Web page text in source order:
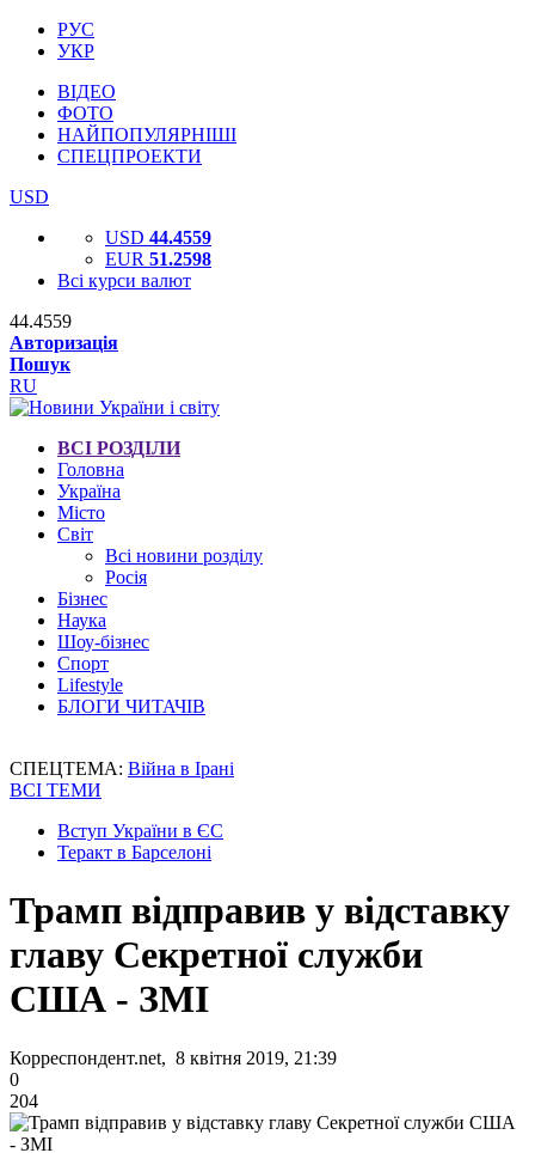
РУС
УКР
ВІДЕО
ФОТО
НАЙПОПУЛЯРНІШІ
СПЕЦПРОЕКТИ
USD
USD 44.4559
EUR 51.2598
Всі курси валют
44.4559
Авторизація
Пошук
RU
ВСІ РОЗДІЛИ
Головна
Україна
Місто
Світ
Всі новини розділу
Росія
Бізнес
Наука
Шоу-бізнес
Спорт
Lifestyle
БЛОГИ ЧИТАЧІВ
СПЕЦТЕМА: Війна в Ірані
ВСІ ТЕМИ
Вступ України в ЄС
Теракт в Барселоні
Трамп відправив у відставку
главу Секретної служби
США - ЗМІ
Корреспондент.net, 8 квітня 2019, 21:39
0
204